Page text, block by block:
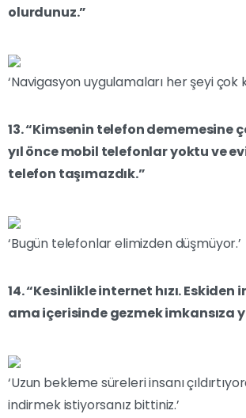
olurdunuz.”
‘Navigasyon uygulamaları her şeyi çok
13. “Kimsenin telefon dememesine
yıl önce mobil telefonlar yoktu ve
telefon taşımazdık.”
‘Bugün telefonlar elimizden düşmüyor.’
14. “Kesinlikle internet hızı. Eskiden
ama içerisinde gezmek imkansıza
‘Uzun bekleme süreleri insanı
indirmek istiyorsanız bittiniz.’